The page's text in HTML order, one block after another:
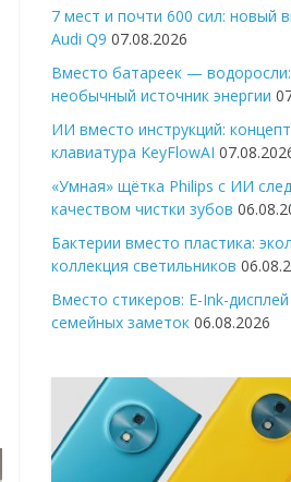
7 мест и почти 600 сил: новый
Audi Q9 07.08.2026
Вместо батареек —
необычный источник энергии
ИИ вместо инструкций:
клавиатура KeyFlowAI
«Умная» щётка Philips с ИИ
качеством чистки зубов
Бактерии вместо пластика:
коллекция светильников
Вместо стикеров: E-Ink-
семейных заметок 06.08.2026